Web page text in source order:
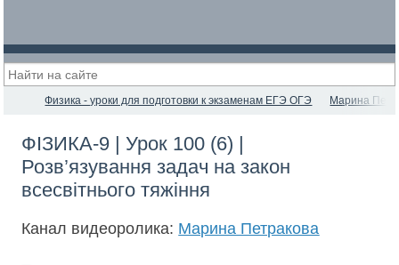
Физика - уроки для подготовки к экзаменам ЕГЭ ОГЭ Марина
ФІЗИКА-9 | Урок 100 (6) |
Розв’язування задач на закон
всесвітнього тяжіння
Канал видеоролика: Марина Петракова